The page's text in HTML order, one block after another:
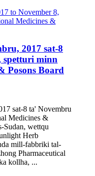
2017 sat-8
spetturi minn
Posons Board
sat-8 ta' Novembru
Medicines &
Sudan, wettqu
Herb
mill-fabbriki tal-
Pharmaceutical
kollha, ...